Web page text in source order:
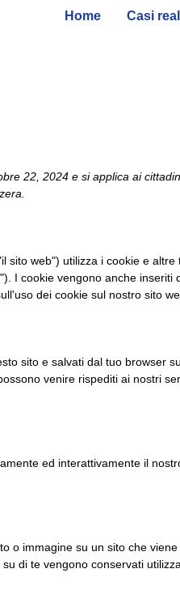
Home Casi
22, 2024 e si applica ai
sito web") utilizza i cookie e altre
I cookie vengono anche inseriti
dei cookie sul nostro sito
sito e salvati dal tuo browser
venire rispediti ai nostri
ed interattivamente il
o immagine su un sito che
di te vengono conservati